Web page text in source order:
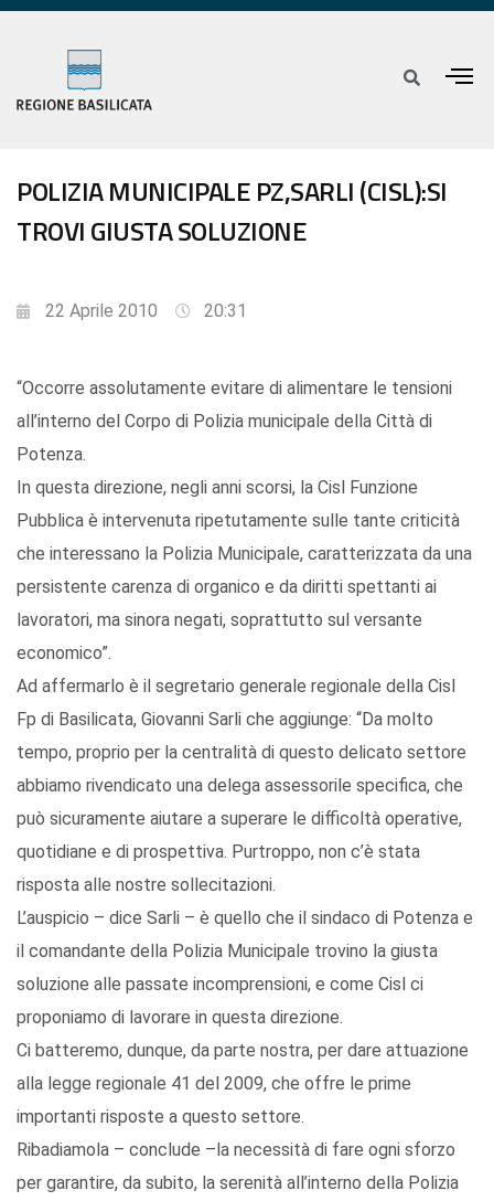
POLIZIA MUNICIPALE PZ,SARLI (CISL):SI
TROVI GIUSTA SOLUZIONE
22 Aprile 2010 20:31
“Occorre assolutamente evitare di alimentare le tensioni
all’interno del Corpo di Polizia municipale della Città di
Potenza.
In questa direzione, negli anni scorsi, la Cisl Funzione
Pubblica è intervenuta ripetutamente sulle tante criticità
che interessano la Polizia Municipale, caratterizzata da una
persistente carenza di organico e da diritti spettanti ai
lavoratori, ma sinora negati, soprattutto sul versante
economico”.
Ad affermarlo è il segretario generale regionale della Cisl
Fp di Basilicata, Giovanni Sarli che aggiunge: “Da molto
tempo, proprio per la centralità di questo delicato settore
abbiamo rivendicato una delega assessorile specifica, che
può sicuramente aiutare a superare le difficoltà operative,
quotidiane e di prospettiva. Purtroppo, non c’è stata
risposta alle nostre sollecitazioni.
L’auspicio – dice Sarli – è quello che il sindaco di Potenza e
il comandante della Polizia Municipale trovino la giusta
soluzione alle passate incomprensioni, e come Cisl ci
proponiamo di lavorare in questa direzione.
Ci batteremo, dunque, da parte nostra, per dare attuazione
alla legge regionale 41 del 2009, che offre le prime
importanti risposte a questo settore.
Ribadiamola – conclude –la necessità di fare ogni sforzo
per garantire, da subito, la serenità all’interno della Polizia